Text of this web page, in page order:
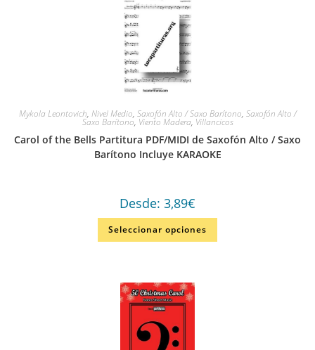
Mykola Leontovich, Nivel Medio, Saxofón Alto / Saxo Barítono, Saxofón Alto /
Saxo Barítono, Viento Madera, Villancicos
Carol of the Bells Partitura PDF/MIDI de Saxofón Alto / Saxo
Barítono Incluye KARAOKE
Desde: 3,89€
Seleccionar opciones